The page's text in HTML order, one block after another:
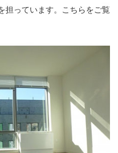
担っています。こちらをご覧